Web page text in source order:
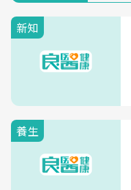
新知
養生